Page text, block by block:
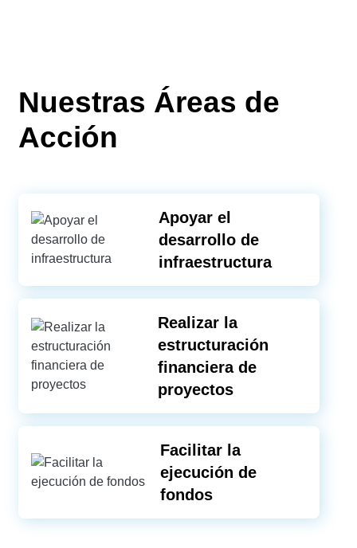
Nuestras Áreas de
Acción
Apoyar el
desarrollo de
infraestructura
Realizar la
estructuración
financiera de
proyectos
Facilitar la
ejecución de
fondos